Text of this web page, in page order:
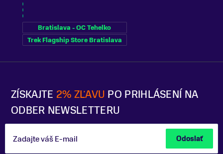
ZÍSKAJTE 2% ZĽAVU PO PRIHLÁSENÍ NA
ODBER NEWSLETTERU
Zadajte váš E-mail Odoslať
Bratislava - OC Tehelko
Trek Flagship Store Bratislava